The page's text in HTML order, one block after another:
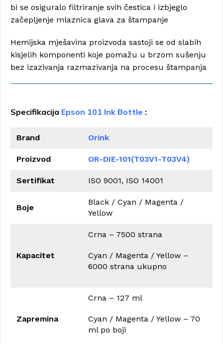
bi se osiguralo filtriranje svih čestica i izbjeglo
začepljenje mlaznica glava za štampanje
Hemijska mješavina proizvoda sastoji se od slabih
kisjelih komponenti koje pomažu u brzom sušenju
bez izazivanja razmazivanja na procesu štampanja
Specifikacija Epson 101 Ink Bottle :
Brand Orink
Proizvod OR-DIE-101(T03V1-T03V4)
Sertifikat ISO 9001, ISO 14001
Boje
Black / Cyan / Magenta /
Yellow
Kapacitet
Crna – 7500 strana
Cyan / Magenta / Yellow –
6000 strana ukupno
Zapremina
Crna – 127 ml
Cyan / Magenta / Yellow – 70
ml po boji